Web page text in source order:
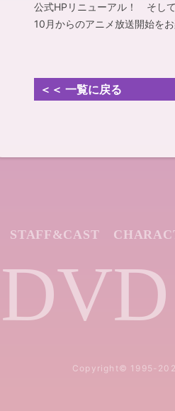
公式HPリニューアル！ そし
10月からのアニメ放送開始を
＜＜ 一覧に戻る
STAFF&CAST
Copyright© 1995-